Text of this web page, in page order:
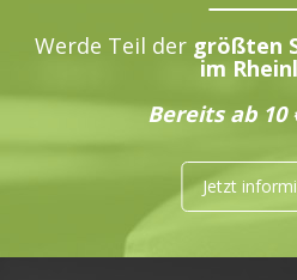
Werde Teil der größten
im
Bereits ab 10
Jetzt